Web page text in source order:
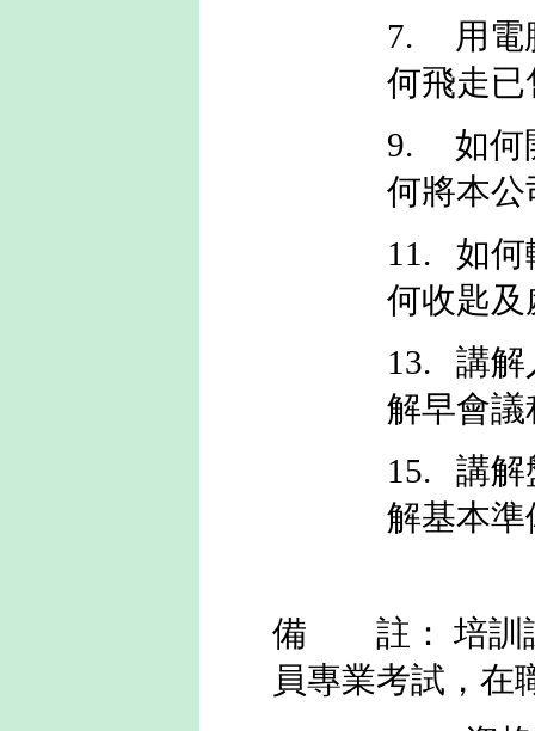
7.
何飛走已
9.
何將本
11. 如
何收匙及
13.
解早會
15. 講
解基
備 註：
培訓
員專業考試，在